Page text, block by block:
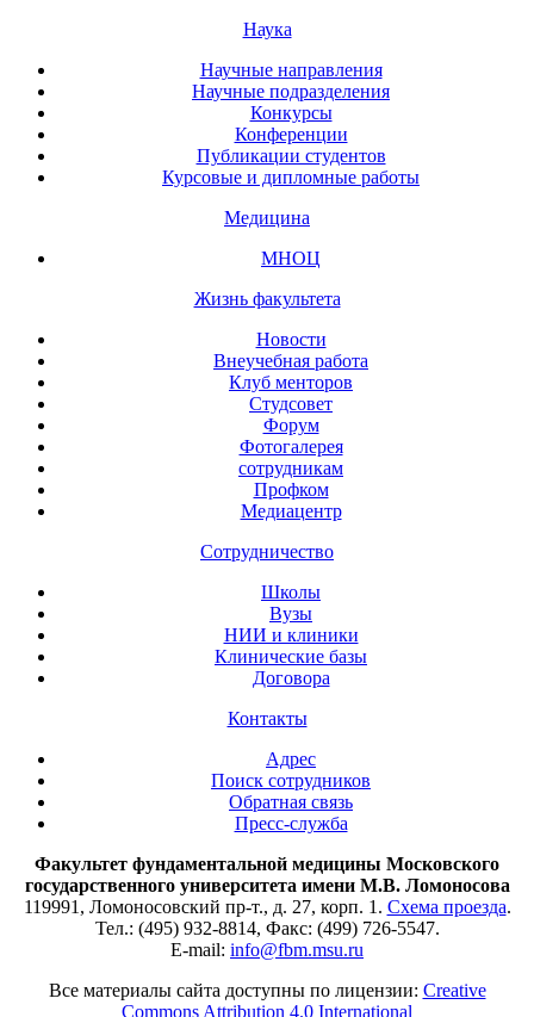
Наука
Научные направления
Научные подразделения
Конкурсы
Конференции
Публикации студентов
Курсовые и дипломные работы
Медицина
МНОЦ
Жизнь факультета
Новости
Внеучебная работа
Клуб менторов
Студсовет
Форум
Фотогалерея
сотрудникам
Профком
Медиацентр
Сотрудничество
Школы
Вузы
НИИ и клиники
Клинические базы
Договора
Контакты
Адрес
Поиск сотрудников
Обратная связь
Пресс-служба
Факультет фундаментальной медицины Московского
государственного университета имени М.В. Ломоносова
119991, Ломоносовский пр-т., д. 27, корп. 1. Схема проезда.
Тел.: (495) 932-8814, Факс: (499) 726-5547.
E-mail: info@fbm.msu.ru
Все материалы сайта доступны по лицензии: Creative
Commons Attribution 4.0 International